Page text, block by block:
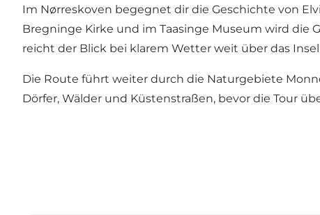
Im Nørreskoven begegnet dir die Geschichte von
Bregninge Kirke und im Taasinge Museum wird
reicht der Blick bei klarem Wetter weit über das
Die Route führt weiter durch die Naturgebiete
Dörfer, Wälder und Küstenstraßen, bevor die Tour